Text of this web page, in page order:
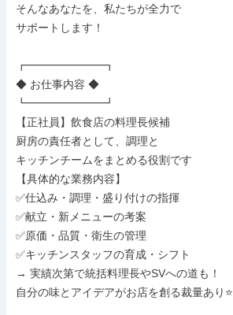
そんなあなたを、私たちが全力で
サポートします！
┏━━━━━━━┓
◆ お仕事内容 ◆
┗━━━━━━━┛
【正社員】飲食店の料理長候補
厨房の責任者として、調理と
キッチンチームをまとめる役割です
【具体的な業務内容】
✅仕込み・調理・盛り付けの指揮
✅献立・新メニューの考案
✅原価・品質・衛生の管理
✅キッチンスタッフの育成・シフト
→ 実績次第で統括料理長やSVへの道も！
自分の味とアイデアがお店を創る裁量あり⭐